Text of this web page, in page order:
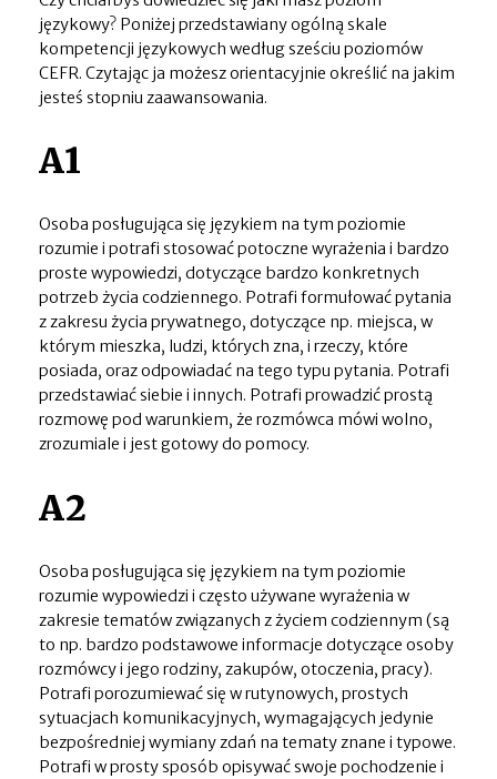
językowy? Poniżej przedstawiany ogólną skale
kompetencji językowych według sześciu poziomów
CEFR. Czytając ja możesz orientacyjnie określić na jakim
jesteś stopniu zaawansowania.
A1
Osoba posługująca się językiem na tym poziomie
rozumie i potrafi stosować potoczne wyrażenia i bardzo
proste wypowiedzi, dotyczące bardzo konkretnych
potrzeb życia codziennego. Potrafi formułować pytania
z zakresu życia prywatnego, dotyczące np. miejsca, w
którym mieszka, ludzi, których zna, i rzeczy, które
posiada, oraz odpowiadać na tego typu pytania. Potrafi
przedstawiać siebie i innych. Potrafi prowadzić prostą
rozmowę pod warunkiem, że rozmówca mówi wolno,
zrozumiale i jest gotowy do pomocy.
A2
Osoba posługująca się językiem na tym poziomie
rozumie wypowiedzi i często używane wyrażenia w
zakresie tematów związanych z życiem codziennym (są
to np. bardzo podstawowe informacje dotyczące osoby
rozmówcy i jego rodziny, zakupów, otoczenia, pracy).
Potrafi porozumiewać się w rutynowych, prostych
sytuacjach komunikacyjnych, wymagających jedynie
bezpośredniej wymiany zdań na tematy znane i typowe.
Potrafi w prosty sposób opisywać swoje pochodzenie i